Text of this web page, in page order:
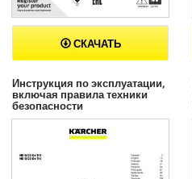
СКАЧАТЬ
Инструкция по эксплуатации,
включая правила техники
безопасности